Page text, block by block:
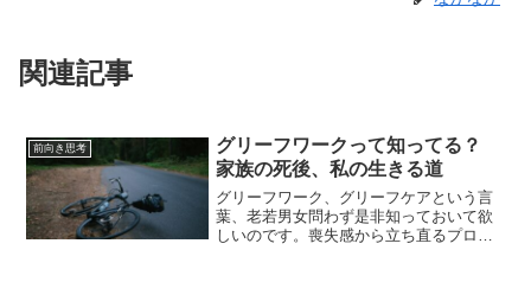
関連記事
前向き思考
グリーフワークって知ってる？
家族の死後、私の生きる道
グリーフワーク、グリーフケアという言
葉、老若男女問わず是非知っておいて欲
しいのです。喪失感から立ち直るプロセ